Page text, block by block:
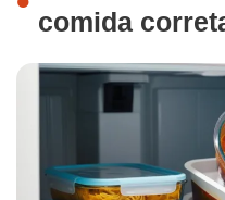
comida